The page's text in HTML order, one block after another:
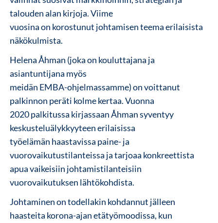
talouden alan kirjoja. Viime
vuosina on korostunut johtamisen teema erilaisista
näkökulmista.
Helena Åhman (joka on kouluttajana ja
asiantuntijana myös
meidän EMBA-ohjelmassamme) on voittanut
palkinnon peräti kolme kertaa. Vuonna
2020 palkitussa kirjassaan Åhman syventyy
keskusteluälykkyyteen erilaisissa
työelämän haastavissa paine- ja
vuorovaikutustilanteissa ja tarjoaa konkreettista
apua vaikeisiin johtamistilanteisiin
vuorovaikutuksen lähtökohdista.
Johtaminen on todellakin kohdannut jälleen
haasteita korona-ajan etätyömoodissa, kun